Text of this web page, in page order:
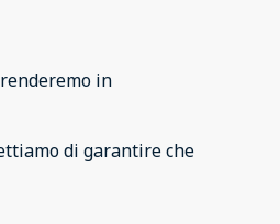
in
di garantire che